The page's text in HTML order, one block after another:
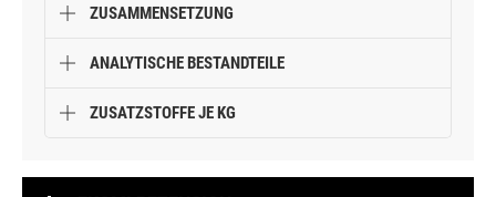
ZUSAMMENSETZUNG
ANALYTISCHE BESTANDTEILE
ZUSATZSTOFFE JE KG